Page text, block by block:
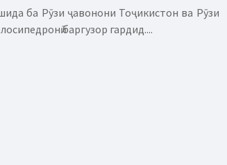
ба Рӯзи ҷавонони Тоҷикистон ва Рӯзи
баргузор гардид....